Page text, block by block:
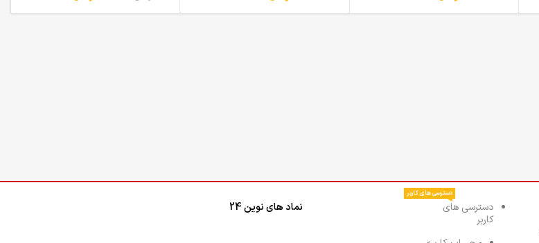
دسترسی های
کاربر
دسترسی های کاربر
نماد های نوین 24